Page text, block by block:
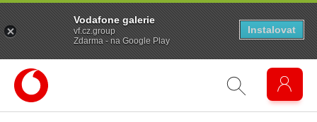
Vodafone galerie
vf.cz.group
Zdarma - na Google Play
Instalovat